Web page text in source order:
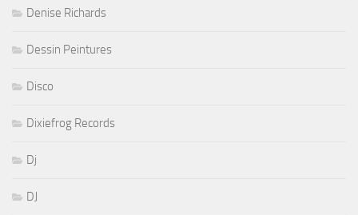
Denise Richards
Dessin Peintures
Disco
Dixiefrog Records
Dj
DJ